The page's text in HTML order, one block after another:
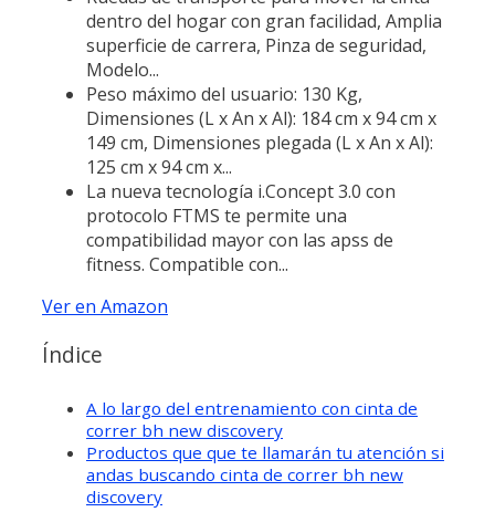
dentro del hogar con gran facilidad, Amplia
superficie de carrera, Pinza de seguridad,
Modelo...
Peso máximo del usuario: 130 Kg,
Dimensiones (L x An x Al): 184 cm x 94 cm x
149 cm, Dimensiones plegada (L x An x Al):
125 cm x 94 cm x...
La nueva tecnología i.Concept 3.0 con
protocolo FTMS te permite una
compatibilidad mayor con las apss de
fitness. Compatible con...
Ver en Amazon
Índice
A lo largo del entrenamiento con cinta de
correr bh new discovery
Productos que que te llamarán tu atención si
andas buscando cinta de correr bh new
discovery